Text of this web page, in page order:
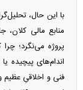
با این حال،
منابع مالی کلان،
پروژه می‌نگرد؛
اندام‌های پیچیده
فنی و اخلاقیِ عظیم